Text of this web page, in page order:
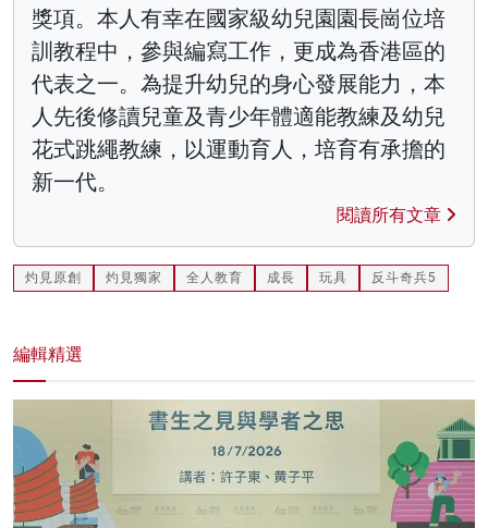
獎項。本人有幸在國家級幼兒園園長崗位培
訓教程中，參與編寫工作，更成為香港區的
代表之一。為提升幼兒的身心發展能力，本
人先後修讀兒童及青少年體適能教練及幼兒
花式跳繩教練，以運動育人，培育有承擔的
新一代。
閱讀所有文章
灼見原創 灼見獨家 全人教育 成長 玩具 反斗奇兵5
編輯精選